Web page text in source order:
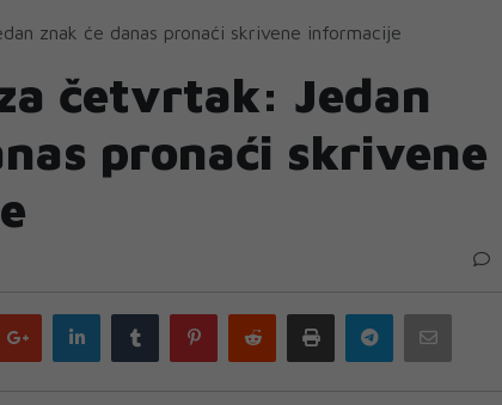
znak će danas pronaći skrivene informacije
četvrtak: Jedan
pronaći skrivene
Google
plus
LinkedIn Tumblr PinterestReddit Print Telegram